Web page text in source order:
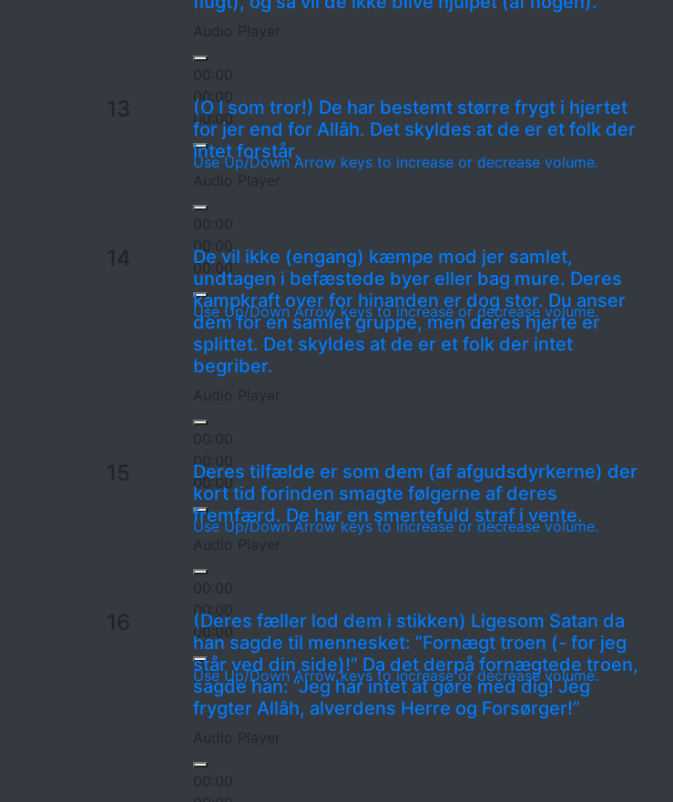
Audio Player
00:00
00:00
00:00
Use Up/Down Arrow keys to increase or decrease volume.
13
(O I som tror!) De har bestemt større frygt i hjertet
for jer end for Allâh. Det skyldes at de er et folk der
intet forstår.
Audio Player
00:00
00:00
00:00
Use Up/Down Arrow keys to increase or decrease volume.
De vil ikke (engang) kæmpe mod jer samlet,
undtagen i befæstede byer eller bag mure. Deres
kampkraft over for hinanden er dog stor. Du anser
dem for en samlet gruppe, men deres hjerte er
splittet. Det skyldes at de er et folk der intet
begriber.
Audio Player
00:00
00:00
00:00
Use Up/Down Arrow keys to increase or decrease volume.
15
Deres tilfælde er som dem (af afgudsdyrkerne) der
kort tid forinden smagte følgerne af deres
fremfærd. De har en smertefuld straf i vente.
Audio Player
00:00
00:00
00:00
Use Up/Down Arrow keys to increase or decrease volume.
16
(Deres fæller lod dem i stikken) Ligesom Satan da
han sagde til mennesket: ”Fornægt troen (- for jeg
står ved din side)!” Da det derpå fornægtede troen,
sagde han: ”Jeg har intet at gøre med dig! Jeg
frygter Allâh, alverdens Herre og Forsørger!”
Audio Player
00:00